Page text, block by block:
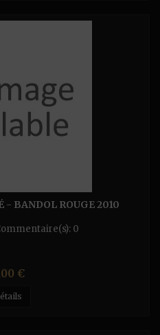
- BANDOL ROUGE 2010
0
€